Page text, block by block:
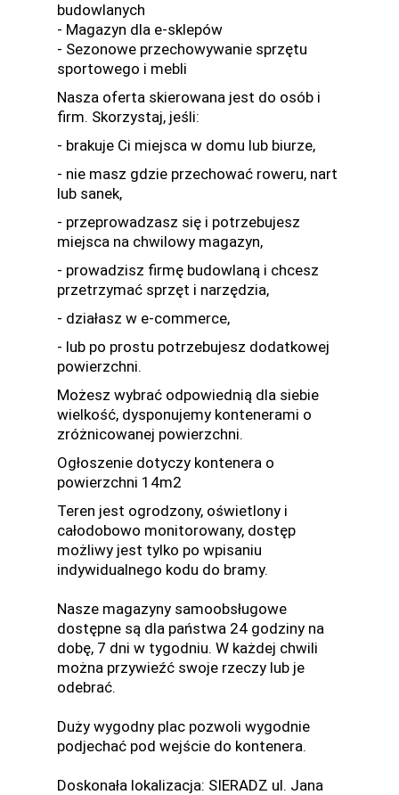
budowlanych
- Magazyn dla e-sklepów
- Sezonowe przechowywanie sprzętu
sportowego i mebli
Nasza oferta skierowana jest do osób i
firm. Skorzystaj, jeśli:
- brakuje Ci miejsca w domu lub biurze,
- nie masz gdzie przechować roweru, nart
lub sanek,
- przeprowadzasz się i potrzebujesz
miejsca na chwilowy magazyn,
- prowadzisz firmę budowlaną i chcesz
przetrzymać sprzęt i narzędzia,
- działasz w e-commerce,
- lub po prostu potrzebujesz dodatkowej
powierzchni.
Możesz wybrać odpowiednią dla siebie
wielkość, dysponujemy kontenerami o
zróżnicowanej powierzchni.
Ogłoszenie dotyczy kontenera o
powierzchni 14m2
Teren jest ogrodzony, oświetlony i
całodobowo monitorowany, dostęp
możliwy jest tylko po wpisaniu
indywidualnego kodu do bramy.
Nasze magazyny samoobsługowe
dostępne są dla państwa 24 godziny na
dobę, 7 dni w tygodniu. W każdej chwili
można przywieźć swoje rzeczy lub je
odebrać.
Duży wygodny plac pozwoli wygodnie
podjechać pod wejście do kontenera.
Doskonała lokalizacja: SIERADZ ul. Jana